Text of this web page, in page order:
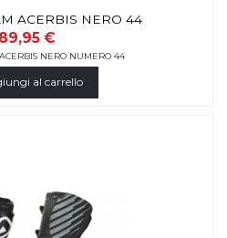
ACERBIS NERO 44
€
NERO NUMERO 44
al carrello